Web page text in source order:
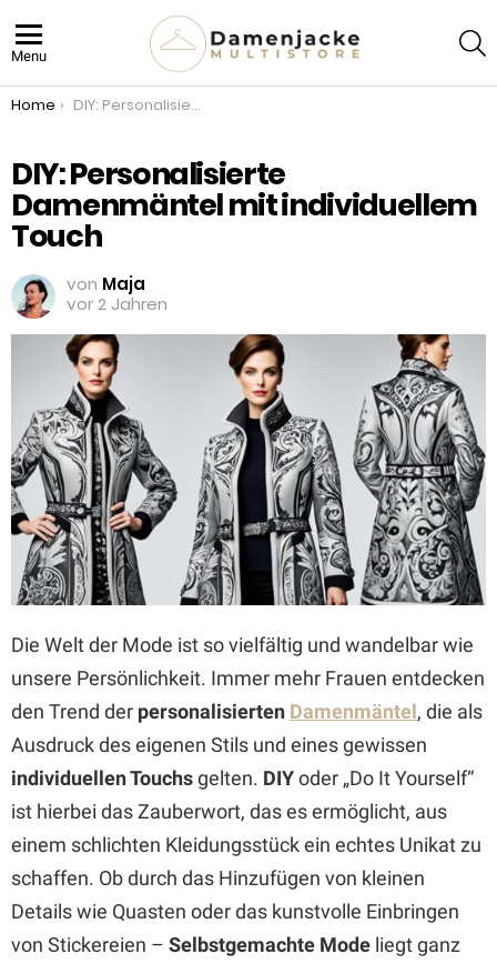
Menu
You are here:
Home DIY: Personalisierte Damenmäntel mit individuellem Touch
DIY: Personalisierte
Damenmäntel mit individuellem
Touch
von Maja
vor 2 Jahren
Die Welt der Mode ist so vielfältig und wandelbar wie
unsere Persönlichkeit. Immer mehr Frauen entdecken
den Trend der personalisierten Damenmäntel, die als
Ausdruck des eigenen Stils und eines gewissen
individuellen Touchsgelten. DIYoder „Do It Yourself“
ist hierbei das Zauberwort, das es ermöglicht, aus
einem schlichten Kleidungsstück ein echtes Unikat zu
schaffen. Ob durch das Hinzufügen von kleinen
Details wie Quasten oder das kunstvolle Einbringen
von Stickereien – Selbstgemachte Mode liegt ganz